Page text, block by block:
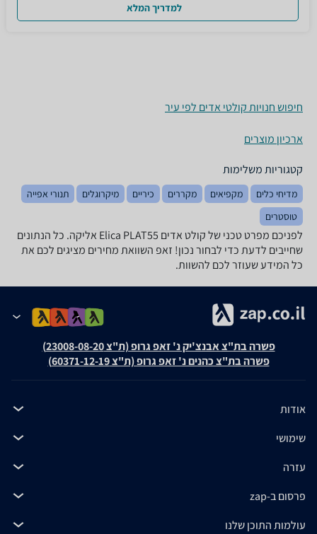
למדריך המלא
חיפוש חנויות קולטי אדים לפי עיר
ארכיון מוצרים
קטגוריות משלימות
מדיחי כלים מקפיאים מקררים כיריים מיקרוגלים
תנורי אפייה
טוסטרים
לפניכם מפרט טכני של קולט אדים Elica PLAT55 אליקה. כל הנתונים
שחייבים לדעת כדי לבחור נכון! זאפ השוואת מחירים מציגים לכם את
כל המידע שעוזר לכם להשוות.
פשרה בת"צ אבנצ'יק נ' זאפ גרופ (ת"צ 23008-08-20)
פשרה בת"צ כהנים נ' זאפ גרופ (ת"צ 60371-12-19)
אודות
שימושי
עזרה
פרסום ב-zap
עולמות התוכן שלנו